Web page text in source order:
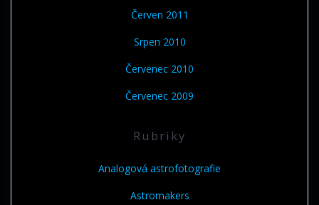
Červen 2011
Srpen 2010
Červenec 2010
Červenec 2009
Rubriky
Analogová astrofotografie
Astromakers